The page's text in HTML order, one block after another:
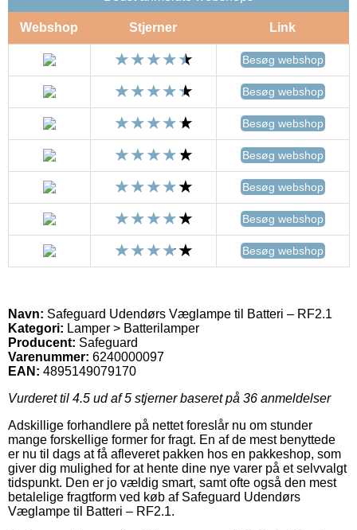
Webshop Stjerner Link
Besøg webshop
Besøg webshop
Besøg webshop
Besøg webshop
Besøg webshop
Besøg webshop
Besøg webshop
Navn: Safeguard Udendørs Væglampe til Batteri – RF2.1
Kategori: Lamper > Batterilamper
Producent: Safeguard
Varenummer: 6240000097
EAN: 4895149079170
Vurderet til 4.5 ud af 5 stjerner baseret på 36 anmeldelser
Adskillige forhandlere på nettet foreslår nu om stunder
mange forskellige former for fragt. En af de mest benyttede
er nu til dags at få afleveret pakken hos en pakkeshop, som
giver dig mulighed for at hente dine nye varer på et selvvalgt
tidspunkt. Den er jo vældig smart, samt ofte også den mest
betalelige fragtform ved køb af Safeguard Udendørs
Væglampe til Batteri – RF2.1.